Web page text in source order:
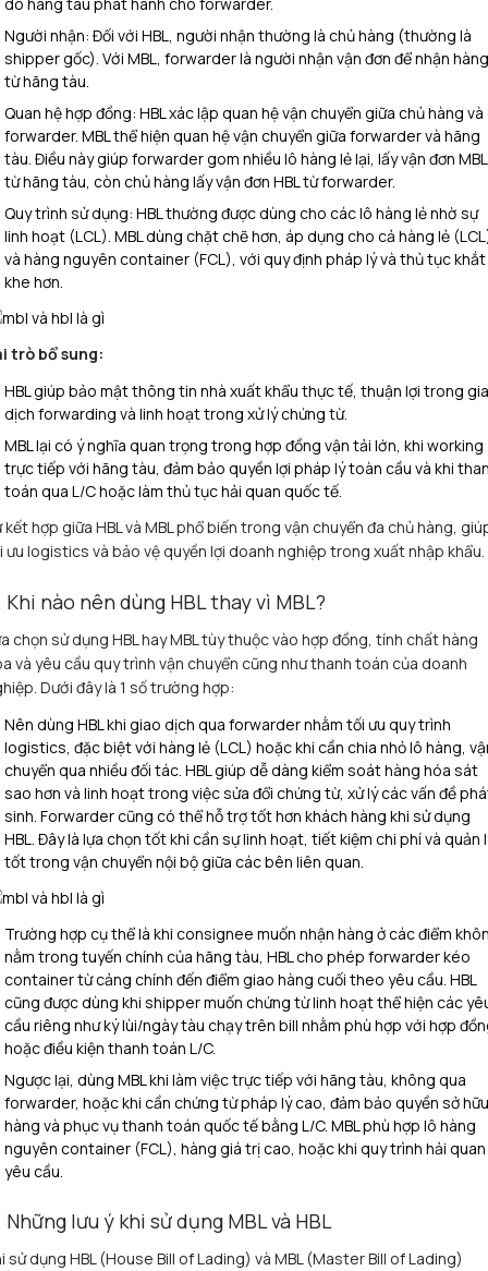
Người nhận: Đối với HBL, người nhận thường là chủ hàng (thường là
shipper gốc). Với MBL, forwarder là người nhận vận đơn để nhận hàng
từ hãng tàu.​
Quan hệ hợp đồng: HBL xác lập quan hệ vận chuyển giữa chủ hàng và
forwarder. MBL thể hiện quan hệ vận chuyển giữa forwarder và hãng
tàu. Điều này giúp forwarder gom nhiều lô hàng lẻ lại, lấy vận đơn MBL
từ hãng tàu, còn chủ hàng lấy vận đơn HBL từ forwarder.​​
Quy trình sử dụng: HBL thường được dùng cho các lô hàng lẻ nhờ sự
linh hoạt (LCL). MBL dùng chặt chẽ hơn, áp dụng cho cả hàng lẻ
và hàng nguyên container (FCL), với quy định pháp lý và thủ tục khắt
khe hơn.​​
trò bổ sung:
HBL giúp bảo mật thông tin nhà xuất khẩu thực tế, thuận lợi trong
dịch forwarding và linh hoạt trong xử lý chứng từ.​
MBL lại có ý nghĩa quan trọng trong hợp đồng vận tải lớn, khi working
trực tiếp với hãng tàu, đảm bảo quyền lợi pháp lý toàn cầu và khi
toán qua L/C hoặc làm thủ tục hải quan quốc tế.​
kết hợp giữa HBL và MBL phổ biến trong vận chuyển đa chủ hàng,
ưu logistics và bảo vệ quyền lợi doanh nghiệp trong xuất nhập khẩu.
Khi nào nên dùng HBL thay vì MBL?
chọn sử dụng HBL hay MBL tùy thuộc vào hợp đồng, tính chất hàng
và yêu cầu quy trình vận chuyển cũng như thanh toán của doanh
Dưới đây là 1 số trường hợp:
Nên dùng HBL khi giao dịch qua forwarder nhằm tối ưu quy trình
logistics, đặc biệt với hàng lẻ (LCL) hoặc khi cần chia nhỏ lô hàng,
chuyển qua nhiều đối tác. HBL giúp dễ dàng kiểm soát hàng hóa sát
sao hơn và linh hoạt trong việc sửa đổi chứng từ, xử lý các vấn đề
sinh. Forwarder cũng có thể hỗ trợ tốt hơn khách hàng khi sử dụng
HBL. Đây là lựa chọn tốt khi cần sự linh hoạt, tiết kiệm chi phí và quản
tốt trong vận chuyển nội bộ giữa các bên liên quan.
Trường hợp cụ thể là khi consignee muốn nhận hàng ở các điểm
nằm trong tuyến chính của hãng tàu, HBL cho phép forwarder kéo
container từ cảng chính đến điểm giao hàng cuối theo yêu cầu. HBL
cũng được dùng khi shipper muốn chứng từ linh hoạt thể hiện các
cầu riêng như ký lùi/ngày tàu chạy trên bill nhằm phù hợp với hợp
hoặc điều kiện thanh toán L/C.
Ngược lại, dùng MBL khi làm việc trực tiếp với hãng tàu, không qua
forwarder, hoặc khi cần chứng từ pháp lý cao, đảm bảo quyền sở hữu
hàng và phục vụ thanh toán quốc tế bằng L/C. MBL phù hợp lô hàng
nguyên container (FCL), hàng giá trị cao, hoặc khi quy trình hải quan
yêu cầu.
Những lưu ý khi sử dụng MBL và HBL
sử dụng HBL (House Bill of Lading) và MBL (Master Bill of Lading)